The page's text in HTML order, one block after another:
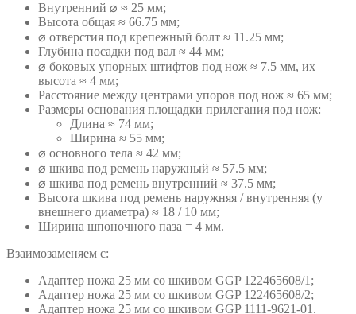
Внутренний ⌀ ≈ 25 мм;
Высота общая ≈ 66.75 мм;
⌀ отверстия под крепежный болт ≈ 11.25 мм;
Глубина посадки под вал ≈ 44 мм;
⌀ боковых упорных штифтов под нож ≈ 7.5 мм, их
высота ≈ 4 мм;
Расстояние между центрами упоров под нож ≈ 65 мм;
Размеры основания площадки прилегания под нож:
Длина ≈ 74 мм;
Ширина ≈ 55 мм;
⌀ основного тела ≈ 42 мм;
⌀ шкива под ремень наружный ≈ 57.5 мм;
⌀ шкива под ремень внутренний ≈ 37.5 мм;
Высота шкива под ремень наружняя / внутренняя (у
внешнего диаметра) ≈ 18 / 10 мм;
Ширина шпоночного паза = 4 мм.
Взаимозаменяем с:
Адаптер ножа 25 мм со шкивом GGP 122465608/1;
Адаптер ножа 25 мм со шкивом GGP 122465608/2;
Адаптер ножа 25 мм со шкивом GGP 1111-9621-01.